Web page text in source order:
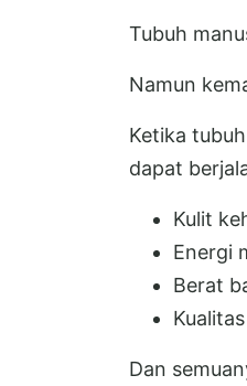
Tubuh
Namun
Ketika
dapat
Kulit
Energi
Berat
Dan